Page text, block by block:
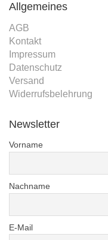
Allgemeines
AGB
Kontakt
Impressum
Datenschutz
Versand
Widerrufsbelehrung
Newsletter
Vorname
Nachname
E-Mail